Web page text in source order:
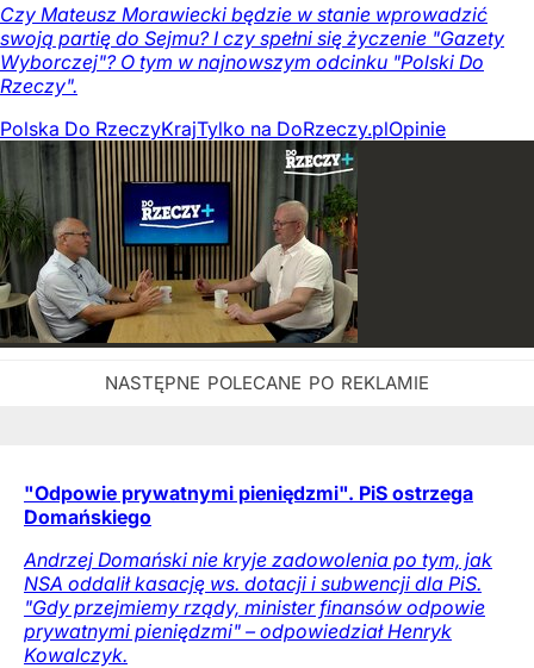
Czy Mateusz Morawiecki będzie w stanie wprowadzić
swoją partię do Sejmu? I czy spełni się życzenie "Gazety
Wyborczej"? O tym w najnowszym odcinku "Polski Do
Rzeczy".
Polska Do RzeczyKrajTylko na DoRzeczy.plOpinie
"Odpowie prywatnymi pieniędzmi". PiS ostrzega
Domańskiego
Andrzej Domański nie kryje zadowolenia po tym, jak
NSA oddalił kasację ws. dotacji i subwencji dla PiS.
"Gdy przejmiemy rządy, minister finansów odpowie
prywatnymi pieniędzmi" – odpowiedział Henryk
Kowalczyk.